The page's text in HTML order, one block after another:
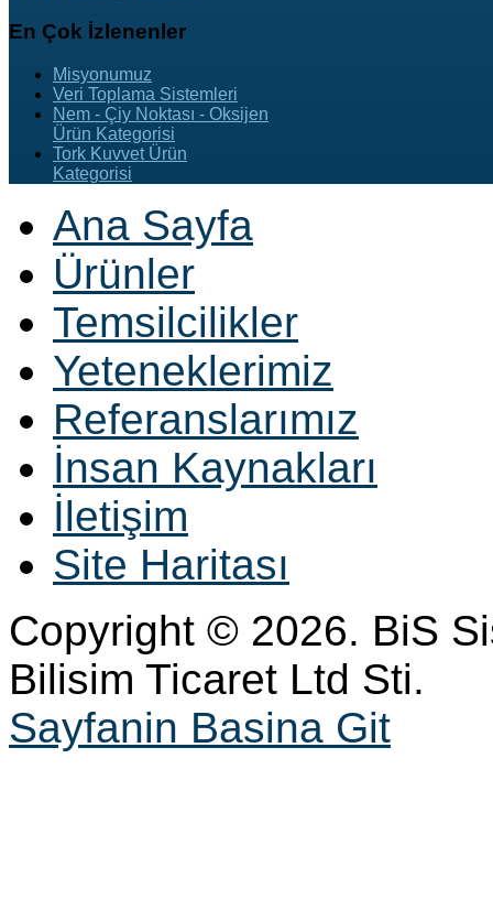
En Çok İzlenenler
Misyonumuz
Veri Toplama Sistemleri
Nem - Çiy Noktası - Oksijen
Ürün Kategorisi
Tork Kuvvet Ürün
Kategorisi
Ana Sayfa
Ürünler
Temsilcilikler
Yeteneklerimiz
Referanslarımız
İnsan Kaynakları
İletişim
Site Haritası
Copyright © 2026. BiS
Bilisim Ticaret Ltd Sti.
Sayfanin Basina Git